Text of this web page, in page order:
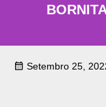
Setembro 25,